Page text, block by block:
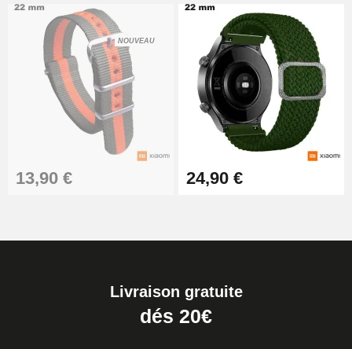
NOUVEAU
13,90 € 24,90 €
Livraison gratuite
dés 20€